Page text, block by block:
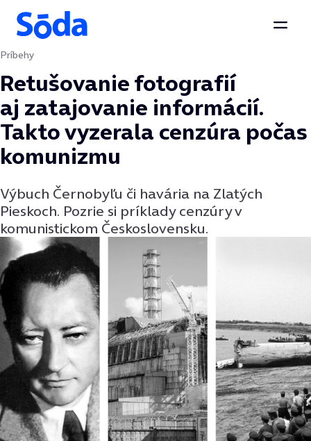
Preskočiť na obsah
Príbehy
Retušovanie fotografií
aj zatajovanie informácií.
Takto vyzerala cenzúra počas
komunizmu
Výbuch Černobyľu či havária na Zlatých
Pieskoch. Pozrie si príklady cenzúry v
komunistickom Československu.